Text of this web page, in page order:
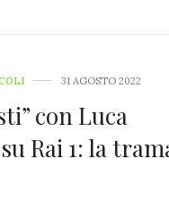
31 AGOSTO 2022
con Luca
Rai 1: la